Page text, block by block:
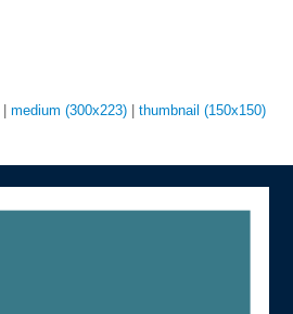
|medium (300x223) |thumbnail (150x150)